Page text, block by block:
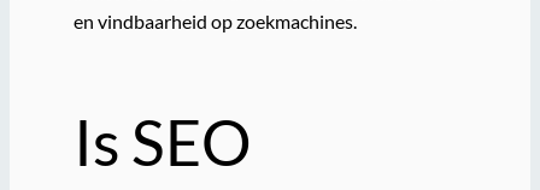
en vindbaarheid op zoekmachines.
Is SEO